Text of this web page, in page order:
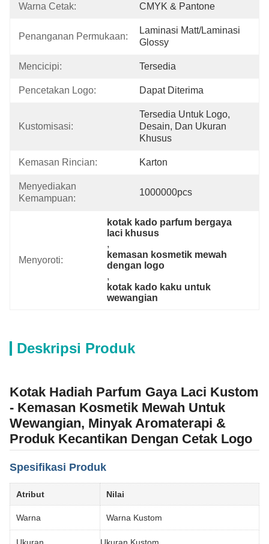
Warna Cetak: CMYK & Pantone
Penanganan Permukaan:
Laminasi Matt/Laminasi
Glossy
Mencicipi: Tersedia
Pencetakan Logo: Dapat Diterima
Kustomisasi:
Tersedia Untuk Logo,
Desain, Dan Ukuran
Khusus
Kemasan Rincian: Karton
Menyediakan
Kemampuan:
1000000pcs
Menyoroti:
kotak kado parfum bergaya
laci khusus
,
kemasan kosmetik mewah
dengan logo
,
kotak kado kaku untuk
wewangian
Deskripsi Produk
Kotak Hadiah Parfum Gaya Laci Kustom
- Kemasan Kosmetik Mewah Untuk
Wewangian, Minyak Aromaterapi &
Produk Kecantikan Dengan Cetak Logo
Spesifikasi Produk
Atribut Nilai
Warna Warna Kustom